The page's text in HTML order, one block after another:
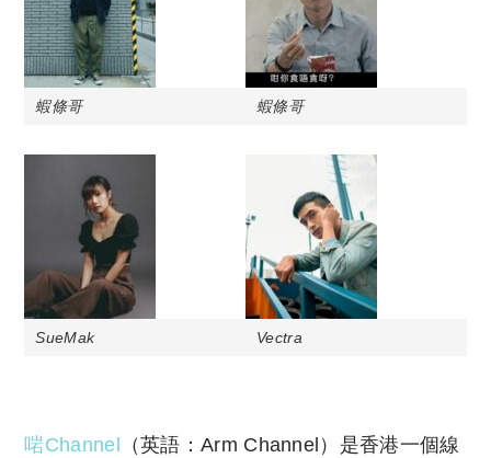
蝦條哥 蝦條哥
SueMak Vectra
啱Channel （英語：Arm Channel ）是香港一個線